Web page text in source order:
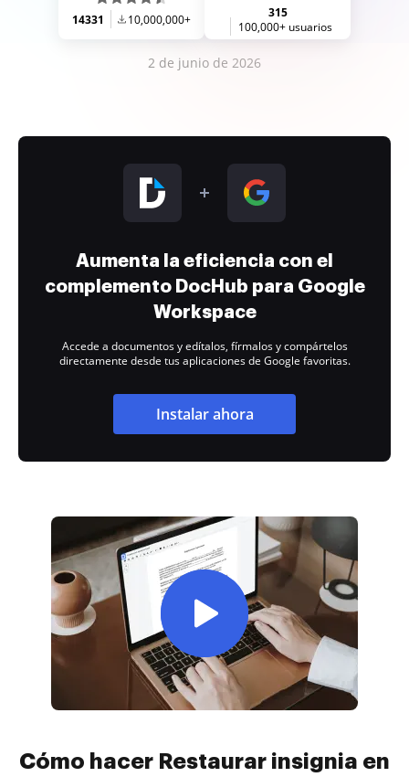
14331 10,000,000+
315
100,000+ usuarios
2 de junio de 2026
Aumenta la eficiencia con el
complemento DocHub para Google
Workspace
Accede a documentos y edítalos, fírmalos y compártelos
directamente desde tus aplicaciones de Google favoritas.
Instalar ahora
Cómo hacer Restaurar insignia en